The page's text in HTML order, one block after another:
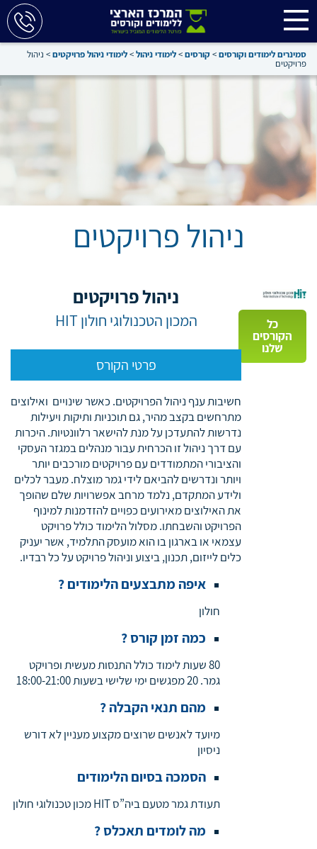
סמינרים לימודים וקורסים>קורסים>לימודי ניהול>לימודי ניהול פרויקטים> ניהול
פרויקטים
ניהול פרויקטים
כל
הקורסים
שלנו
ניהול פרויקטים
המכון הטכנולוגי חולון HIT
פרטי הקורס
חשיבות ענף ניהול הפרויקטים. כאשר שינויים ואילוצים
מתרחשים בקצב מהיר, גם תוכניות ותיקות ויעילות
נדרשות להתעדכן על מנת להישאר רלוונטיות. היכרות
עם דרך ניהול זו הכרחית עבור מנהלים במגזר העסקי
והציבורי המתמודדים עם פרויקטים מורכבים יותר
ויותר ונדרשים להביאם לידי גמר מוצלח. מעבר לכלים
ולידע המתקדם, נלמד מרחב אפשרויות שלם שהופך
את האילוצים מאירועים כפויים להזדמנות למינוף
הפרויקט והשבחתו. מסלול הלימוד כולל פרויקט
עצמאי או בארגון בו הוא מועסק התלמיד, אשר יעניק
כלים לייזום, תכנון, ביצוע וניהול פרויקט על כל רבדיו.
איפה מתבצעים הלימודים ?
חולון
כמה זמן קורס ?
80 שעות לימוד כולל התנסות מעשית ופרויקט
גמר. 20 מפגשים ימי שלישי בשעות 18:00-21:00
מהם תנאי הקבלה ?
מיועד לאנשים שרוצים מקצוע מעניין לא דורש
ניסיון
הסמכה בסיום הלימודים
תעודת גמר מטעם ביה”סHITמכון טכנולוגי חולון
מה לומדים תאכלס ?